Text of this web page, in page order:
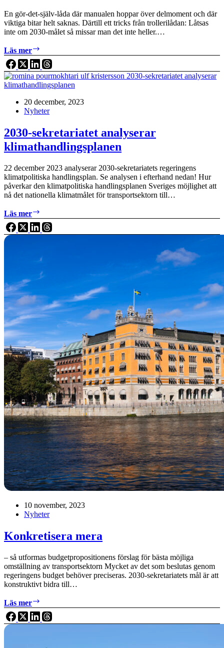
En gör-det-själv-låda där manualen hoppar över delmoment och där
viktiga bitar helt saknas. Därtill ett tricks från trollerilådan: Låtsas
inte om 2030-målet så missar man det inte heller.…
Läs mer
sekretariatet:
Klimathandlingsplanen
–
en
det-
själv-
20 december, 2023
Nyheter
2030-sekretariatet analyserar
klimathandlingsplanen
22 december 2023 analyserar 2030-sekretariatets regeringens
klimatpolitiska handlingsplan. Se analysen i efterhand nedan! Hur
påverkar den klimatpolitiska handlingsplanen Sveriges möjlighet att
nå det nationella klimatmålet för transportsektorn till…
Läs mer
sekretariatet
analyserar
10 november, 2023
Nyheter
Konkretisera mera
– så utformas budgetpropositionens förslag för bästa möjliga
omställning av transportsektorn Mycket av det som beslutas genom
regeringens budget behöver preciseras. 2030-sekretariatets mål är att
konstruktivt bidra till…
Läs mer
mera